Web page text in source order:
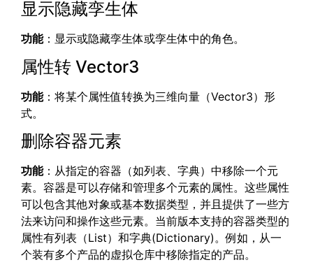
显示隐藏孪生体
功能：显示或隐藏孪生体或孪生体中的角色。
属性转 Vector3
功能：将某个属性值转换为三维向量（Vector3）形
式。
删除容器元素
功能：从指定的容器（如列表、字典）中移除一个元
素。容器是可以存储和管理多个元素的属性。这些属性
可以包含其他对象或基本数据类型，并且提供了一些方
法来访问和操作这些元素。当前版本支持的容器类型的
属性有列表（List）和字典(Dictionary)。例如，从一
个装有多个产品的虚拟仓库中移除指定的产品。